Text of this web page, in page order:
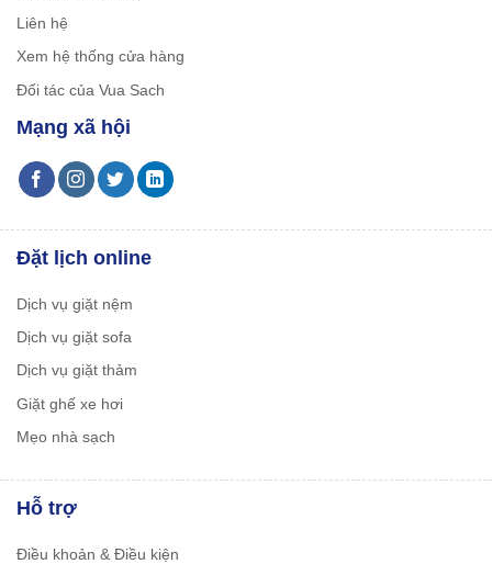
Liên hệ
Xem hệ thống cửa hàng
Đối tác của Vua Sach
Mạng xã hội
Đặt lịch online
Dịch vụ giặt nệm
Dịch vụ giặt sofa
Dịch vụ giặt thảm
Giặt ghế xe hơi
Mẹo nhà sạch
Hỗ trợ
Điều khoản & Điều kiện